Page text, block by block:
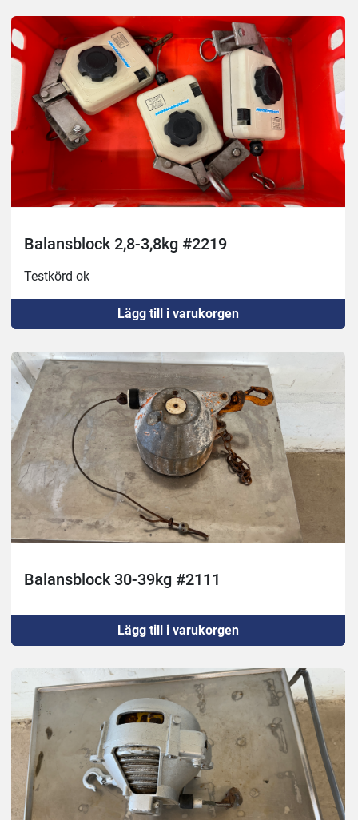
Balansblock 2,8-3,8kg #2219
Testkörd ok
Lägg till i varukorgen
Balansblock 30-39kg #2111
Lägg till i varukorgen